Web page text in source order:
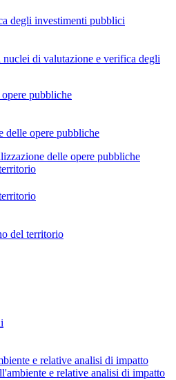
degli investimenti pubblici
di valutazione e verifica degli
pubbliche
delle opere pubbliche
delle opere pubbliche
del territorio
e relative analisi di impatto
e relative analisi di impatto